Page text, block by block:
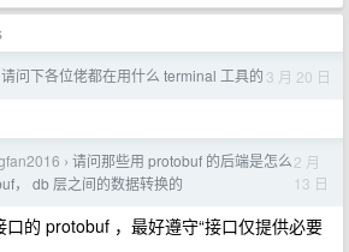
请问下各位佬都在用什么 terminal 工具的 3 月 20 日
› 请问那些用 protobuf 的后端是怎么
， db 层之间的数据转换的
2 月
13 日
的 protobuf ，最好遵守“接口仅提供必要